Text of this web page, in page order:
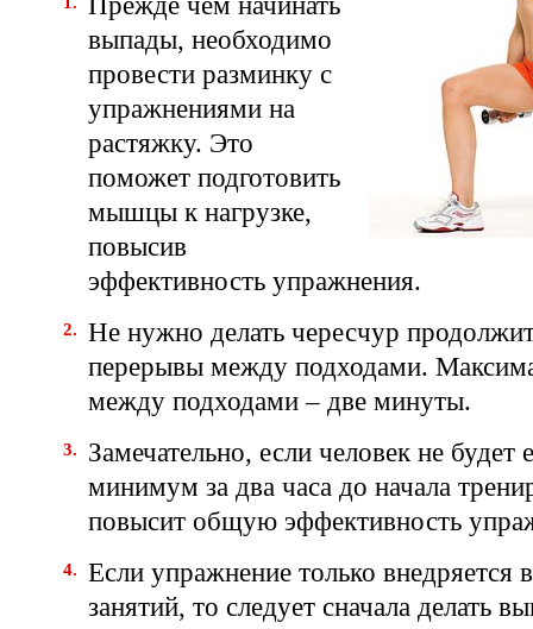
выпады, необходимо
провести разминку с
упражнениями на
растяжку. Это
поможет подготовить
мышцы к нагрузке,
повысив
эффективность упражнения.
Не нужно делать чересчур
перерывы между подходами.
между подходами – две минуты.
Замечательно, если человек не будет
минимум за два часа до начала
повысит общую эффективность
Если упражнение только внедряется
занятий, то следует сначала делать